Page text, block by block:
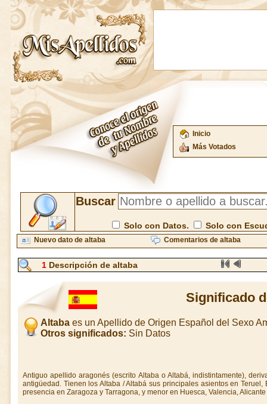
Inicio
Más Votados
Buscar
Solo con Datos. Solo con
Nuevo dato de altaba Comentarios de altaba
1Descripción de altaba
Significado
Altaba es un Apellido de Origen Español del Sexo
Otros significados: Sin Datos
Antiguo apellido aragonés (escrito Altaba o Altabá, indistintamente),
antigüedad. Tienen los Altaba / Altabá sus principales asientos en
presencia en Zaragoza y Tarragona, y menor en Huesca, Valencia,